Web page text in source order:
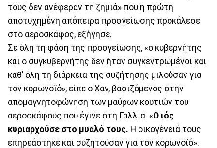
τους δεν ανέφεραν τη ζημιά» που η πρώτη
αποτυχημένη απόπειρα προσγείωσης προκάλεσε
στο αεροσκάφος, εξήγησε.
Σε όλη τη φάση της προσγείωσης, «ο κυβερνήτης
και ο συγκυβερνήτης δεν ήταν συγκεντρωμένοι και
καθ’ όλη τη διάρκεια της συζήτησης μιλούσαν για
τον κορωνοϊό», είπε ο Χαν, βασιζόμενος στην
απομαγνητοφώνηση των μαύρων κουτιών του
αεροσκάφους που έγινε στη Γαλλία. «Ο ιός
κυριαρχούσε στο μυαλό τους. Η οικογένειά τους
επηρεάστηκε και συζητούσαν για τον κορωνοϊό».